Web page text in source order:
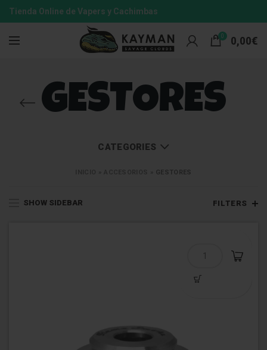
Tienda Online de Vapers y Cachimbas
0 0,00€
GESTORES
CATEGORIES
GESTORES
SHOW SIDEBAR FILTERS